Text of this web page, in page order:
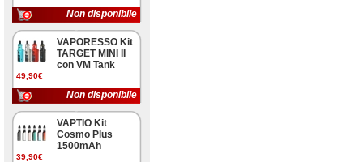
Non disponibile
49,90€
VAPORESSO Kit
TARGET MINI II
con VM Tank
Non disponibile
39,90€
VAPTIO Kit
Cosmo Plus
1500mAh